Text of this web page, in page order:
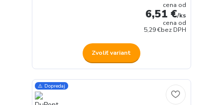
cena od
6,51 €/ks
cena od
5,29 €bez DPH
Zvoliť variant
⚠️ Dopredaj